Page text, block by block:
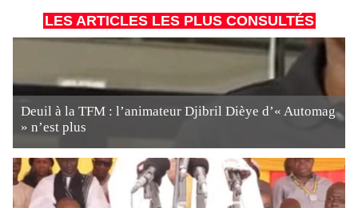
LES ARTICLES LES PLUS CONSULTÉS
Deuil à la TFM : l’animateur Djibril Dièye d’« Automag
» n’est plus